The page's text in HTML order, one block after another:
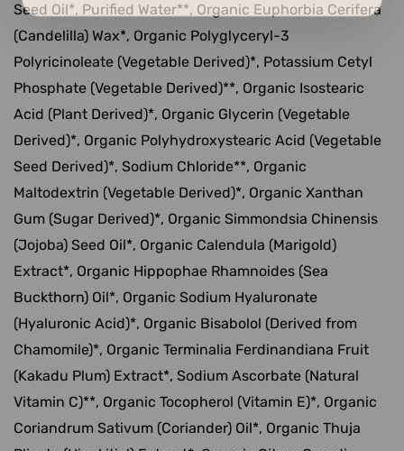
Seed Oil*, Purified Water**, Organic Euphorbia Cerifera
(Candelilla) Wax*, Organic Polyglyceryl-3
Polyricinoleate (Vegetable Derived)*, Potassium Cetyl
Phosphate (Vegetable Derived)**, Organic Isostearic
Acid (Plant Derived)*, Organic Glycerin (Vegetable
Derived)*, Organic Polyhydroxystearic Acid (Vegetable
Seed Derived)*, Sodium Chloride**, Organic
Maltodextrin (Vegetable Derived)*, Organic Xanthan
Gum (Sugar Derived)*, Organic Simmondsia Chinensis
(Jojoba) Seed Oil*, Organic Calendula (Marigold)
Extract*, Organic Hippophae Rhamnoides (Sea
Buckthorn) Oil*, Organic Sodium Hyaluronate
(Hyaluronic Acid)*, Organic Bisabolol (Derived from
Chamomile)*, Organic Terminalia Ferdinandiana Fruit
(Kakadu Plum) Extract*, Sodium Ascorbate (Natural
Vitamin C)**, Organic Tocopherol (Vitamin E)*, Organic
Coriandrum Sativum (Coriander) Oil*, Organic Thuja